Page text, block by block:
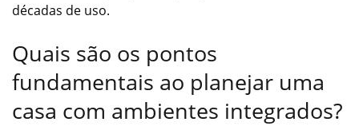
décadas de uso.
Quais são os pontos
fundamentais ao planejar uma
casa com ambientes integrados?